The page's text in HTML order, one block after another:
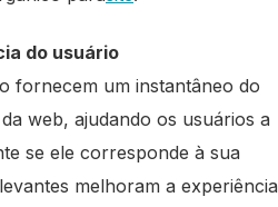
do usuário
fornecem um instantâneo do
web, ajudando os usuários a
se ele corresponde à sua
melhoram a experiência